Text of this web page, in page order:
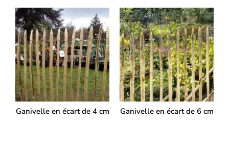
Ganivelle en écart de 4 cm Ganivelle en écart de 6 cm